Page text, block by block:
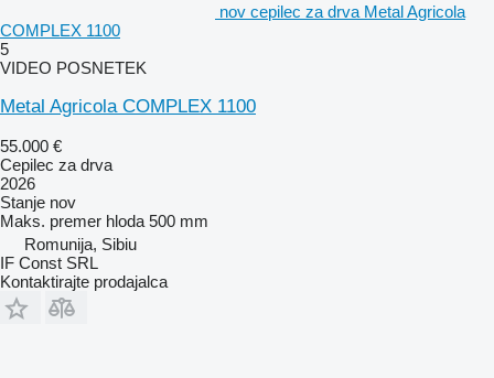
nov cepilec za drva Metal Agricola
COMPLEX 1100
5
VIDEO POSNETEK
Metal Agricola COMPLEX 1100
55.000 €
Cepilec za drva
2026
Stanje nov
Maks. premer hloda 500 mm
Romunija, Sibiu
IF Const SRL
Kontaktirajte prodajalca